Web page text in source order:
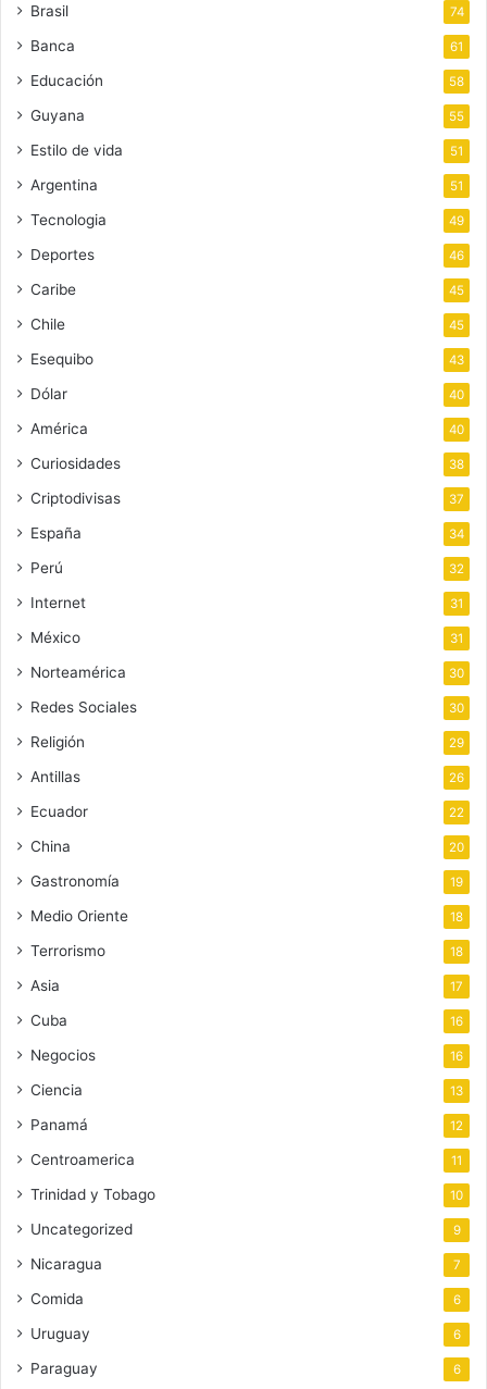
Brasil 74
Banca 61
Educación 58
Guyana 55
Estilo de vida 51
Argentina 51
Tecnologia 49
Deportes 46
Caribe 45
Chile 45
Esequibo 43
Dólar 40
América 40
Curiosidades 38
Criptodivisas 37
España 34
Perú 32
Internet 31
México 31
Norteamérica 30
Redes Sociales 30
Religión 29
Antillas 26
Ecuador 22
China 20
Gastronomía 19
Medio Oriente 18
Terrorismo 18
Asia 17
Cuba 16
Negocios 16
Ciencia 13
Panamá 12
Centroamerica 11
Trinidad y Tobago 10
Uncategorized 9
Nicaragua 7
Comida 6
Uruguay 6
Paraguay 6